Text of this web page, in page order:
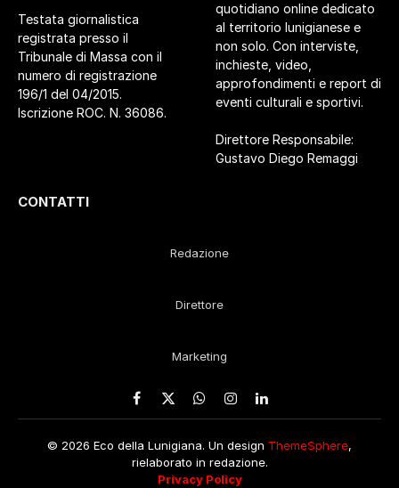
Testata giornalistica
registrata presso il
Tribunale di Massa con il
numero di registrazione
196/1 del 04/2015.
Iscrizione ROC. N. 36086.
quotidiano online dedicato
al territorio lunigianese e
non solo. Con interviste,
inchieste, video,
approfondimenti e report di
eventi culturali e sportivi.
Direttore Responsabile:
Gustavo Diego Remaggi
CONTATTI
Redazione
Direttore
Marketing
Facebook
X
WhatsApp
Instagram
LinkedIn
© 2026 Eco della Lunigiana. Un design ThemeSphere,
rielaborato in redazione.
Privacy Policy